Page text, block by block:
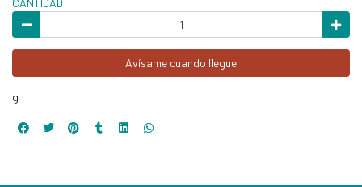
Avísame cuando llegue
g